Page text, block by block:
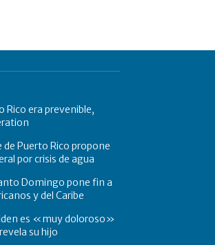
Rico era prevenible,
Puerto Rico propone
por crisis de agua
Domingo pone fin a
y del Caribe
es «muy doloroso»
su hijo